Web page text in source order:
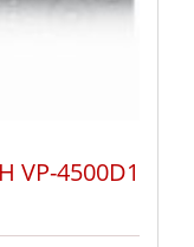
VP-4500D1